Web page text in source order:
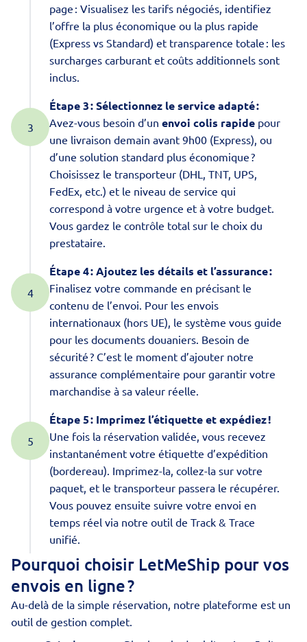
page : Visualisez les tarifs négociés, identifiez
l’offre la plus économique ou la plus rapide
(Express vs Standard) et transparence totale : les
surcharges carburant et coûts additionnels sont
inclus.
Étape 3 : Sélectionnez le service adapté :
Avez-vous besoin d’un envoi colis rapide pour
une livraison demain avant 9h00 (Express), ou
d’une solution standard plus économique ?
Choisissez le transporteur (DHL, TNT, UPS,
FedEx, etc.) et le niveau de service qui
correspond à votre urgence et à votre budget.
Vous gardez le contrôle total sur le choix du
prestataire.
Étape 4 : Ajoutez les détails et l’assurance :
Finalisez votre commande en précisant le
contenu de l’envoi. Pour les envois
internationaux (hors UE), le système vous guide
pour les documents douaniers. Besoin de
sécurité ? C’est le moment d’ajouter notre
assurance complémentaire pour garantir votre
marchandise à sa valeur réelle.
Étape 5 : Imprimez l’étiquette et expédiez !
Une fois la réservation validée, vous recevez
instantanément votre étiquette d’expédition
(bordereau). Imprimez-la, collez-la sur votre
paquet, et le transporteur passera le récupérer.
Vous pouvez ensuite suivre votre envoi en
temps réel via notre outil de Track & Trace
unifié.
Pourquoi choisir LetMeShip pour vos
envois en ligne ?
Au-delà de la simple réservation, notre plateforme est un
outil de gestion complet.